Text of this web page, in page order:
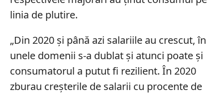
linia de plutire.
„Din 2020 și până azi salariile au crescut, în
unele domenii s-a dublat și atunci poate și
consumatorul a putut fi rezilient. În 2020
zburau creșterile de salarii cu procente de